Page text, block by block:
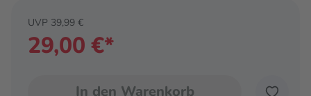
29,00 €*
UVP 39,99 €
In den Warenkorb